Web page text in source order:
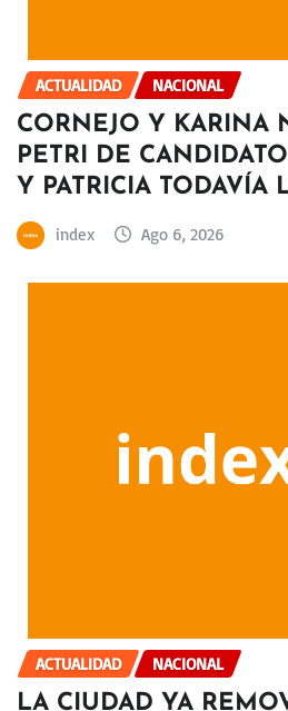
ACTUALIDAD NACIONAL
CORNEJO Y KARINA
PETRI DE
Y PATRICIA TODAVÍA
index Ago 6, 2026
ACTUALIDAD NACIONAL
LA CIUDAD YA